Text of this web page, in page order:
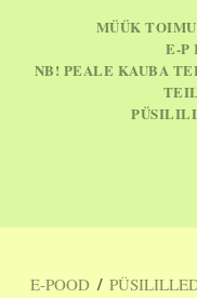
MÜÜK
E-P
NB! PEALE KAUBA
E-POOD /